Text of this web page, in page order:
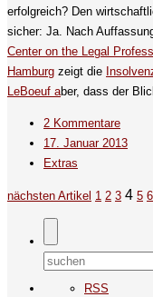
erfolgreich? Den
sicher: Ja. Nach
Center on the Legal
Hamburg zeigt die
LeBoeuf aber, dass der
2 Kommentare
17. Januar 2013
Extras
nächsten Artikel 1 2 3 4 5 6
RSS